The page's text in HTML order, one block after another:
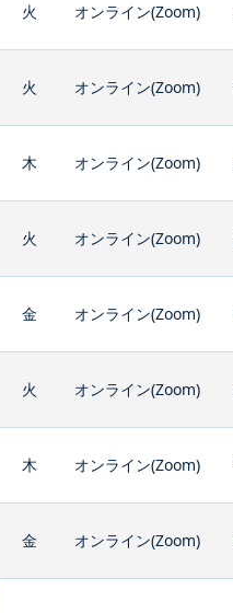
火 オンライン(Zoom)
火 オンライン(Zoom)
木 オンライン(Zoom)
火 オンライン(Zoom)
金 オンライン(Zoom)
火 オンライン(Zoom)
木 オンライン(Zoom)
金 オンライン(Zoom)